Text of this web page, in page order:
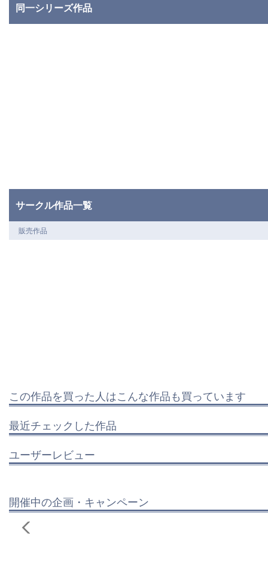
同一シリーズ作品
サークル作品一覧
販売作品
この作品を買った人はこんな作品も買っています
最近チェックした作品
ユーザーレビュー
開催中の企画・キャンペーン